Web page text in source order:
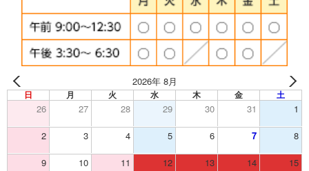
2026年 8月
日 月 火 水 木 金 土
26 27 28 29 30 31 1
2 3 4 5 6 7 8
9 10 11 12 13 14 15